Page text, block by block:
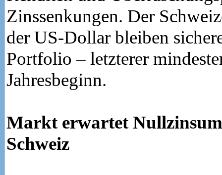
Zinssenkungen. Der
der US-Dollar bleiben
Portfolio – letzterer
Jahresbeginn.
Markt erwartet
Schweiz